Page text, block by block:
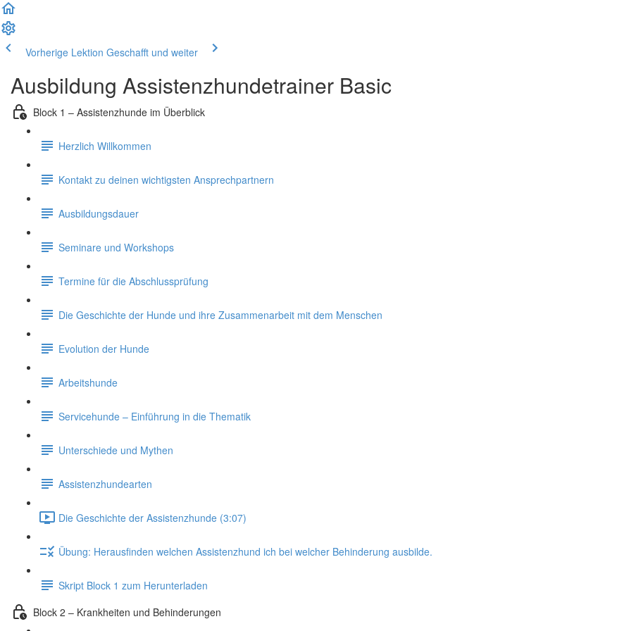
Vorherige Lektion Geschafft und weiter
Ausbildung Assistenzhundetrainer Basic
Block 1 – Assistenzhunde im Überblick
Herzlich Willkommen
Kontakt zu deinen wichtigsten Ansprechpartnern
Ausbildungsdauer
Seminare und Workshops
Termine für die Abschlussprüfung
Die Geschichte der Hunde und ihre Zusammenarbeit mit dem Menschen
Evolution der Hunde
Arbeitshunde
Servicehunde – Einführung in die Thematik
Unterschiede und Mythen
Assistenzhundearten
Die Geschichte der Assistenzhunde (3:07)
Übung: Herausfinden welchen Assistenzhund ich bei welcher Behinderung ausbilde.
Skript Block 1 zum Herunterladen
Block 2 – Krankheiten und Behinderungen